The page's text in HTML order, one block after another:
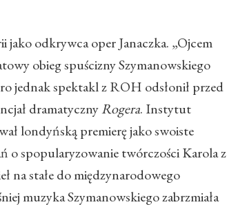
jako odkrywca oper Janaczka. „Ojcem
obieg spuścizny Szymanowskiego
jednak spektakl z ROH odsłonił przed
dramatycznyRogera. Instytut
londyńską premierę jako swoiste
o spopularyzowanie twórczości Karola z
na stałe do międzynarodowego
muzyka Szymanowskiego zabrzmiała